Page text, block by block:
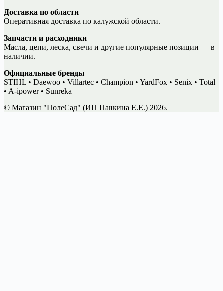
Доставка по области
Оперативная доставка по калужской области.
Запчасти и расходники
Масла, цепи, леска, свечи и другие популярные позиции — в
наличии.
Официальные бренды
STIHL • Daewoo • Villartec • Champion • YardFox • Senix • Total
• A-ipower • Sunreka
© Магазин "ПолеСад" (ИП Панкина Е.Е.) 2026.